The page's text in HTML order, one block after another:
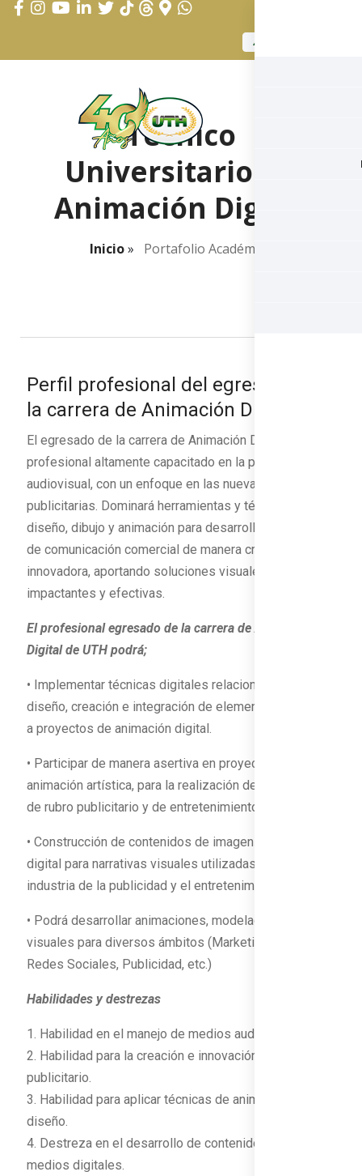
APLICAR AHORA
Técnico
Universitario en
Animación Digital
Inicio» Portafolio Académico
Perfil profesional del egresado de
la carrera de Animación Digital:
El egresado de la carrera de Animación Digital será un
profesional altamente capacitado en la producción
audiovisual, con un enfoque en las nuevas tendencias
publicitarias. Dominará herramientas y técnicas de
diseño, dibujo y animación para desarrollar proyectos
de comunicación comercial de manera creativa e
innovadora, aportando soluciones visuales
impactantes y efectivas.
El profesional egresado de la carrera de Animación
Digital de UTH podrá;
• Implementar técnicas digitales relacionadas con el
diseño, creación e integración de elementos digitales
a proyectos de animación digital.
• Participar de manera asertiva en proyectos de
animación artística, para la realización de animaciones
de rubro publicitario y de entretenimiento.
• Construcción de contenidos de imagen y producción
digital para narrativas visuales utilizadas por la
industria de la publicidad y el entretenimiento.
• Podrá desarrollar animaciones, modelados y efectos
visuales para diversos ámbitos (Marketing, Internet,
Redes Sociales, Publicidad, etc.)
Habilidades y destrezas
1. Habilidad en el manejo de medios audiovisuales.
2. Habilidad para la creación e innovación de contenido
publicitario.
3. Habilidad para aplicar técnicas de animación y
diseño.
4. Destreza en el desarrollo de contenidos para
medios digitales.